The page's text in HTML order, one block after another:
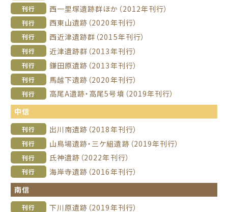
刊行 西一里塚遺跡群ほか（2012年刊行）
刊行 西東山遺跡（2020年刊行）
刊行 西近津遺跡群（2015年刊行）
刊行 近津遺跡群（2013年刊行）
刊行 鎌田原遺跡（2013年刊行）
刊行 馬越下遺跡（2020年刊行）
刊行
高尾A遺跡・高尾5号墳（2019年刊行）
中信
刊行 出川南遺跡（2018年刊行）
刊行 山鳥場遺跡・三ケ組遺跡（2019年刊行）
刊行 氏神遺跡（2022年刊行）
刊行
海岸寺遺跡（2016年刊行）
南信
刊行 下川原遺跡（2019年刊行）